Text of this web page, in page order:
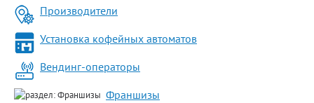
Производители
Установка кофейных автоматов
Вендинг-операторы
Франшизы